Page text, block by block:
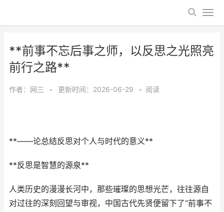
**前事不忘后事之师，以反思之光照亮
前行之路**
作者： 网三 • 更新时间：2026-06-29 • 阅读
**——论总结反思对个人与时代的意义**
**反思是智慧的源泉**
人类历史的漫漫长河中，那些璀璨的思想光芒，往往源自
对过往的深刻回望与审视，中国古代先贤便留下了“前事不